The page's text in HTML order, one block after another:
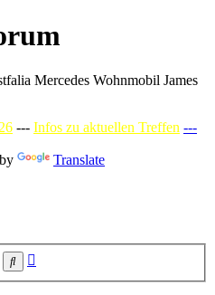
Mercedes Wohnmobil James
--- Infos zu aktuellen Treffen ---
Translate
Suche